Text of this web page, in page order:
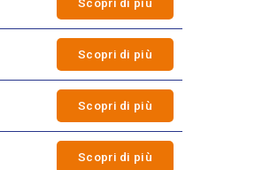
Scopri di più
Scopri di più
Scopri di più